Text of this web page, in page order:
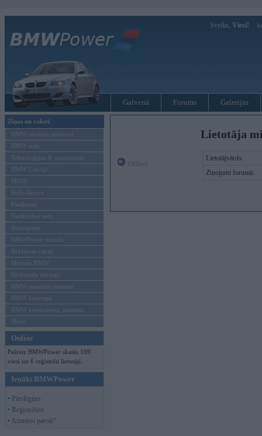
Sveiks, Viesi!
Galvenā Forums Galerijas
Ziņas un raksti
BMW modeļu jaunumi
BMW testi
Tehnoloģijas & sasniegumi
BMW Latvijā
MINI
Rolls-Royce
Pasākumi
Vadāmības tests
Autosports
BMWPower aktuāli
Reklāmas raksti
Mēneša BMW
Sērijveida tūnings
BMW pasaules jaunumi
BMW koncepti
BMW konkurentu jaunumi
Moto
Online
Pašreiz BMWPower skatās 109
viesi un 6 reģistrēti lietotāji.
Ienākt BMWPower
• Pieslēgties
• Reģistrēties
• Aizmirsi paroli?
Lietotāja
Lietotājvārds:
Ziņojumi forumā: